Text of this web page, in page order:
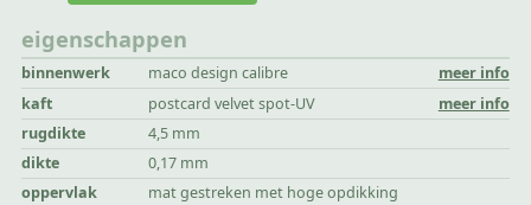
eigenschappen
binnenwerk maco design calibre
meer info
kaft
postcard velvet spot-UV
meer info
rugdikte
4,5 mm
dikte
0,17 mm
oppervlak
mat gestreken met hoge opdikking